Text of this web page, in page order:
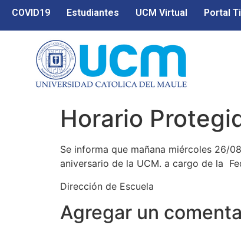
COVID19 Estudiantes UCM Virtual Portal
Horario
Se informa que mañana miércoles 26/
aniversario de la UCM. a cargo de la
Dirección de Escuela
Agregar un